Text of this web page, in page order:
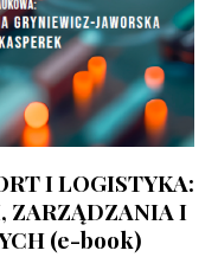
I LOGISTYKA:
ZARZĄDZANIA I
(e-book)